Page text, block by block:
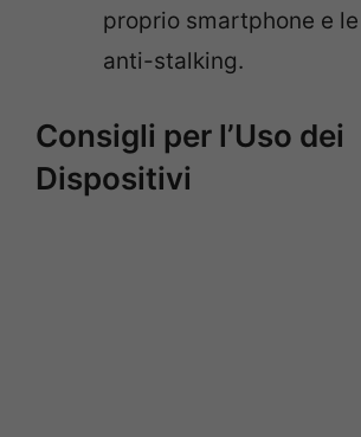
proprio smartphone e
anti-stalking.
Consigli per l’Uso dei
Dispositivi